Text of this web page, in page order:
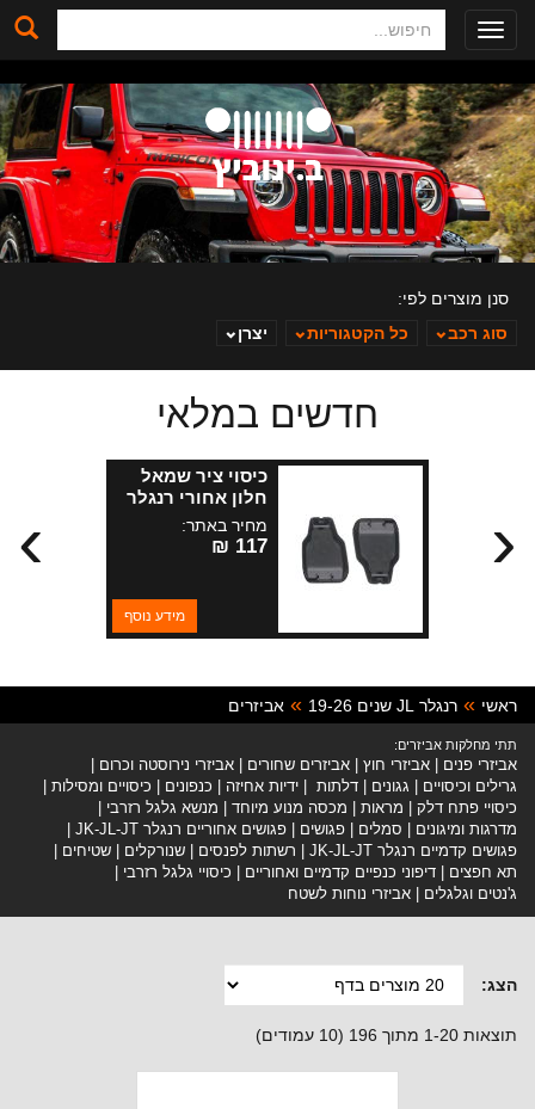
Toggle
navigation
ב. ינוביץ
סנן מוצרים לפי:
סוג רכב
כל הקטגוריות יצרן
חדשים במלאי
כיסוי ציר שמאל
חלון אחורי רנגלר
JL
מחיר באתר:
117 ₪
מידע נוסף
› ‹
ראשי רנגלר JL שנים 19-26 אביזרים
תתי מחלקות אביזרים:
אביזרי פנים אביזרי חוץ אביזרים שחורים
אביזרי נירוסטה וכרום
גרילים וכיסויים
גגונים דלתות ידיות אחיזה כנפונים
כיסויים ומסילות
כיסויי פתח דלק
מראות מכסה מנוע מיוחד
מנשא גלגל רזרבי
מדרגות ומיגונים
סמלים פגושים
פגושים אחוריים רנגלר JK-JL-JT
פגושים קדמיים רנגלר JK-JL-JT
רשתות לפנסים שנורקלים
שטיחים
תא חפצים
דיפוני כנפיים קדמיים ואחוריים
כיסויי גלגל רזרבי
ג'נטים וגלגלים
אביזרי נוחות לשטח
הצג:
תוצאות 1-20 מתוך 196 (10 עמודים)